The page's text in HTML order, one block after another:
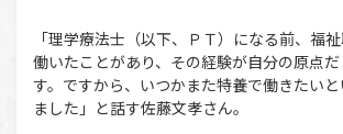
「理学療法士（以下、ＰＴ）になる前、福
働いたことがあり、その経験が自分の原点だ
す。ですから、いつかまた特養で働きたい
ました」と話す佐藤文孝さん。